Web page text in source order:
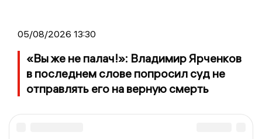
05/08/2026 13:30
«Вы же не палач!»: Владимир Ярченков
в последнем слове попросил суд не
отправлять его на верную смерть